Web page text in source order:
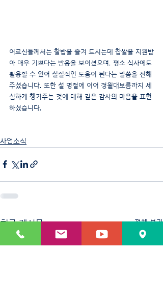
어르신들께서는 찰밥을 즐겨 드시는데 찹쌀을 지원받
아 매우 기쁘다는 반응을 보이셨으며, 평소 식사에도
활용할 수 있어 실질적인 도움이 된다는 말씀을 전해
주셨습니다. 또한 설 명절에 이어 정월대보름까지 세
심하게 챙겨주는 것에 대해 깊은 감사의 마음을 표현
하셨습니다.
사업소식
최근 게시물 전체 보기